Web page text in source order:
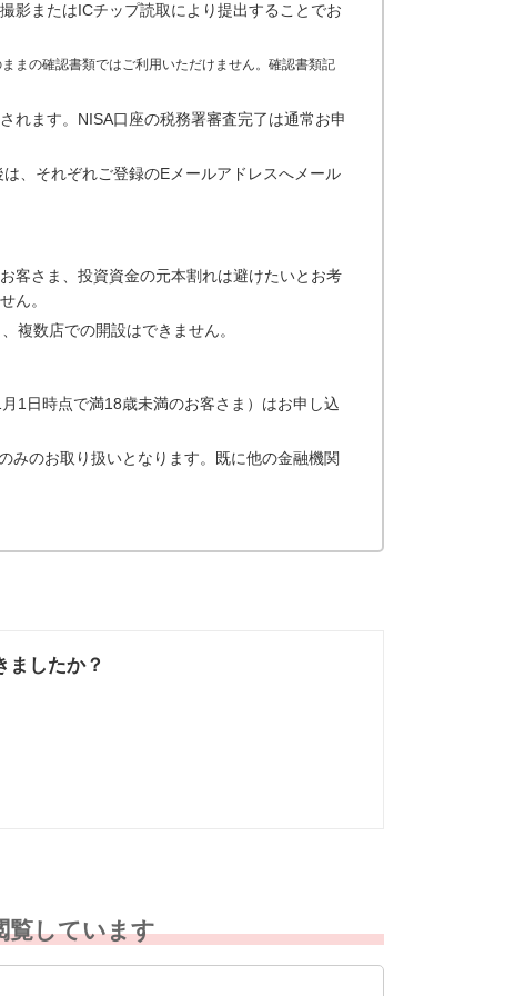
影またはICチップ読取により提出することでお
まの確認書類ではご利用いただけません。確認書類記
れます。NISA口座の税務署審査完了は通常お申
、それぞれご登録のEメールアドレスへメール
客さま、投資資金の元本割れは避けたいとお考
ん。
複数店での開設はできません。
1日時点で満18歳未満のお客さま）はお申し込
みのお取り扱いとなります。既に他の金融機関
ましたか？
覧しています